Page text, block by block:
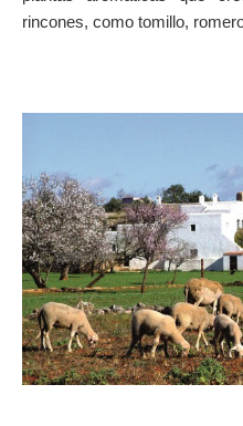
rincones, como tomillo,